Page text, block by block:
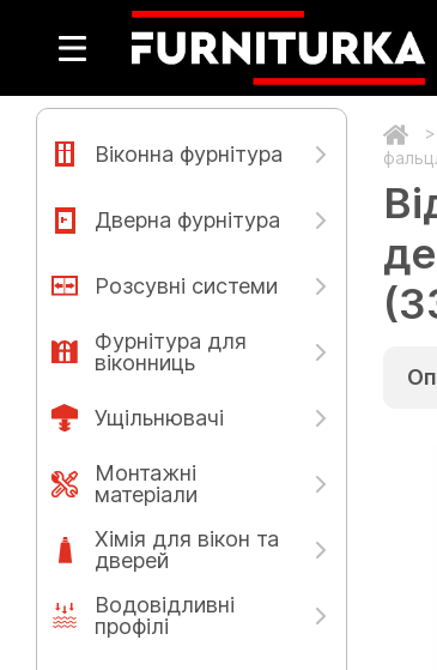
Віконна фурнітура
Дверна фурнітура
Розсувні системи
Фурнітура для
віконниць
Ущільнювачі
Монтажні
матеріали
Хімія для вікон та
дверей
Водовідливні
профілі